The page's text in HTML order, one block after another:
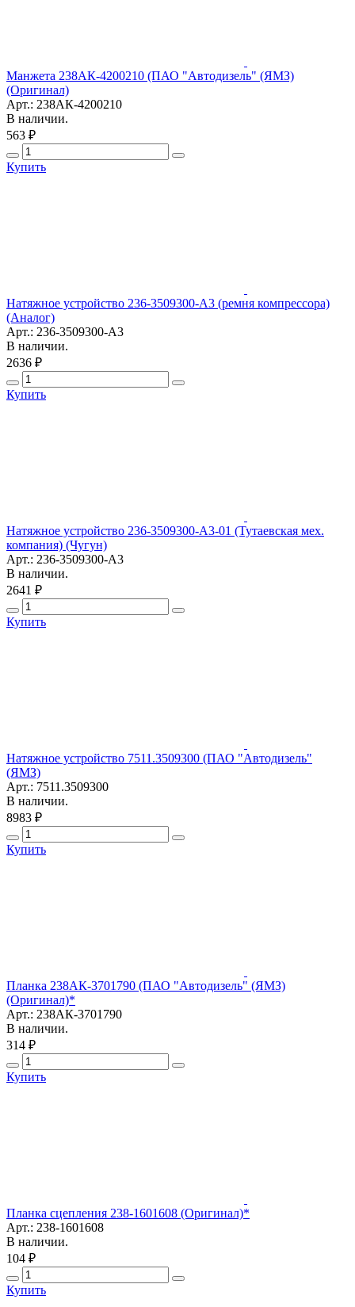
Манжета 238АК-4200210 (ПАО "Автодизель" (ЯМЗ)
(Оригинал)
Арт.: 238АК-4200210
В наличии.
563 ₽
Купить
Натяжное устройство 236-3509300-А3 (ремня компрессора)
(Аналог)
Арт.: 236-3509300-А3
В наличии.
2636 ₽
Купить
Натяжное устройство 236-3509300-А3-01 (Тутаевская мех.
компания) (Чугун)
Арт.: 236-3509300-А3
В наличии.
2641 ₽
Купить
Натяжное устройство 7511.3509300 (ПАО "Автодизель"
(ЯМЗ)
Арт.: 7511.3509300
В наличии.
8983 ₽
Купить
Планка 238АК-3701790 (ПАО "Автодизель" (ЯМЗ)
(Оригинал)*
Арт.: 238АК-3701790
В наличии.
314 ₽
Купить
Планка сцепления 238-1601608 (Оригинал)*
Арт.: 238-1601608
В наличии.
104 ₽
Купить